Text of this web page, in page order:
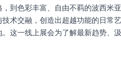
到色彩丰富、自由不羁的波西米
术交融，创造出超越功能的日常
这一线上展会为了解最新趋势、